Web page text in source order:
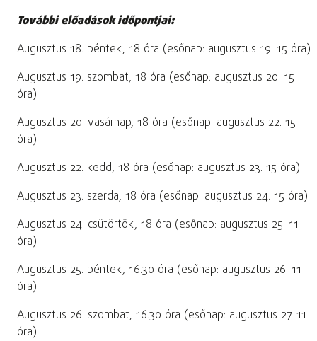
További előadások időpontjai:
Augusztus 18. péntek, 18 óra (esőnap: augusztus 19. 15 óra)
Augusztus 19. szombat, 18 óra (esőnap: augusztus 20. 15
óra)
Augusztus 20. vasárnap, 18 óra (esőnap: augusztus 22. 15
óra)
Augusztus 22. kedd, 18 óra (esőnap: augusztus 23. 15 óra)
Augusztus 23. szerda, 18 óra (esőnap: augusztus 24. 15 óra)
Augusztus 24. csütörtök, 18 óra (esőnap: augusztus 25. 11
óra)
Augusztus 25. péntek, 16.30 óra (esőnap: augusztus 26. 11
óra)
Augusztus 26. szombat, 16.30 óra (esőnap: augusztus 27. 11
óra)